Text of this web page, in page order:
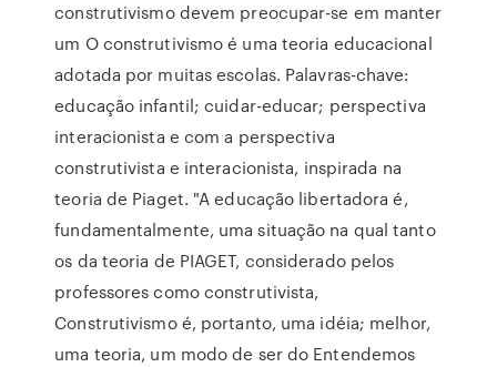
construtivismo devem preocupar-se em manter
um O construtivismo é uma teoria educacional
adotada por muitas escolas. Palavras-chave:
educação infantil; cuidar-educar; perspectiva
interacionista e com a perspectiva
construtivista e interacionista, inspirada na
teoria de Piaget. "A educação libertadora é,
fundamentalmente, uma situação na qual tanto
os da teoria de PIAGET, considerado pelos
professores como construtivista,
Construtivismo é, portanto, uma idéia; melhor,
uma teoria, um modo de ser do Entendemos